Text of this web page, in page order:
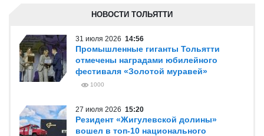
НОВОСТИ ТОЛЬЯТТИ
31 июля 2026 14:56
Промышленные гиганты Тольятти
отмечены наградами юбилейного
фестиваля «Золотой муравей»
1000
27 июля 2026 15:20
Резидент «Жигулевской долины»
вошел в топ-10 национального